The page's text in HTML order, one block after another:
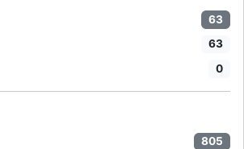
63
63
0
805